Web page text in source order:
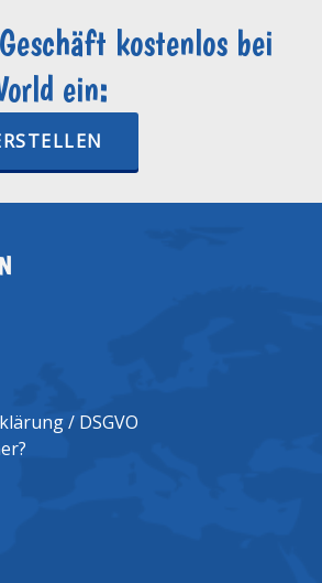
kostenlos bei
ein:
/ DSGVO